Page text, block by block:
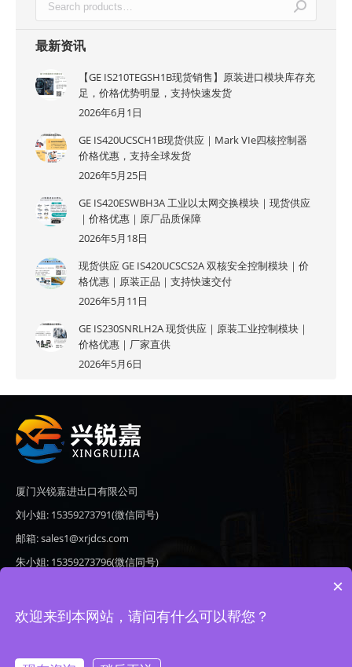
最新资讯
【GE IS210TEGSH1B现货销售】原装进口模块库存充
足，价格优势明显，支持快速发货
2026年6月1日
GE IS420UCSCH1B现货供应｜Mark VIe四核控制器
价格优惠，支持全球发货
2026年5月25日
GE IS420ESWBH3A 工业以太网交换模块｜现货供应
｜价格优惠｜原厂品质保障
2026年5月18日
现货供应 GE IS420UCSCS2A 双核安全控制模块｜价
格优惠｜原装正品｜支持快速交付
2026年5月11日
GE IS230SNRLH2A 现货供应｜原装工业控制模块｜
价格优惠｜厂家直供
2026年5月6日
厦门兴锐嘉进出口有限公司
刘小姐: 15359273791(微信同号)
邮箱: sales1@xrjdcs.com
朱小姐: 15359273796(微信同号)
地址: 厦门市翔安区新澳路510号海峡现代城A座6楼609
×
欢迎来到本网站，请问有什么可以帮您？